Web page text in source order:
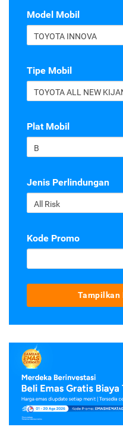
Model Mobil
TOYOTA INNOVA
Tipe Mobil
Plat Mobil
B
Jenis Perlindungan
All Risk
Kode Promo